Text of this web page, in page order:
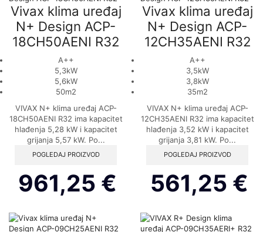
Vivax klima uređaj
N+ Design ACP-
18CH50AENI R32
A++
5,3kW
5,6kW
50m2
VIVAX N+ klima uređaj ACP-
18CH50AENI R32 ima kapacitet
hlađenja 5,28 kW i kapacitet
grijanja 5,57 kW. Po...
POGLEDAJ PROIZVOD
961,25 €
Vivax klima uređaj
N+ Design ACP-
12CH35AENI R32
A++
3,5kW
3,8kW
35m2
VIVAX N+ klima uređaj ACP-
12CH35AENI R32 ima kapacitet
hlađenja 3,52 kW i kapacitet
grijanja 3,81 kW. Po...
POGLEDAJ PROIZVOD
561,25 €